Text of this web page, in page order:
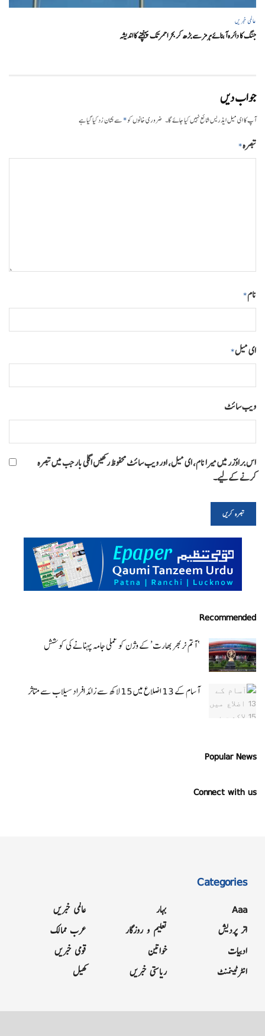
عالمی خبریں
جنگ کا دائرہ آبنائے ہرمز سے بڑھ کر بحر احمر تک پہنچنے کا اندیشہ
جواب دیں
آپ کا ای میل ایڈریس شائع نہیں کیا جائے گا۔ ضروری خانوں کو*سے نشان زد کیا گیا ہے
تبصرہ*
نام*
ای میل*
ویب‌ سائٹ
اس براؤزر میں میرا نام، ای میل، اور ویب سائٹ محفوظ رکھیں اگلی بار جب میں تبصرہ
کرنے کےلیے۔
Recommended
‘ آتم نربھر بھارت’ کے وژن کو عملی جامہ پہنانے کی کوشش
آسام کے 13 اضلاع میں 15 لاکھ سے زائد افراد سیلاب سے متاثر
Popular News
Connect with us
Categories
Aaa
اتر پردیش
ادبیات
انٹرٹینمنٹ
بہار
تعلیم و روزگار
خواتین
ریاستی خبریں
عالمی خبریں
عرب ممالک
قومی خبریں
کھیل